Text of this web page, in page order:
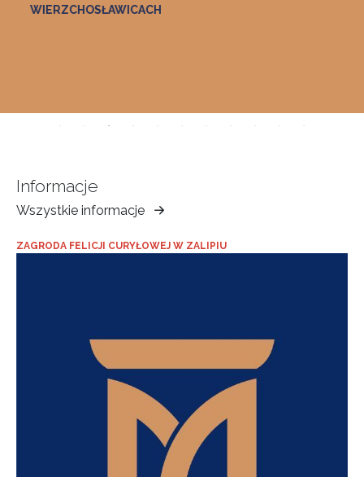
Informacje
Wszystkie informacje
Muzeum
Ziemi
Tarnowskiej
ZAGRODA FELICJI CURYŁOWEJ W ZALIPIU